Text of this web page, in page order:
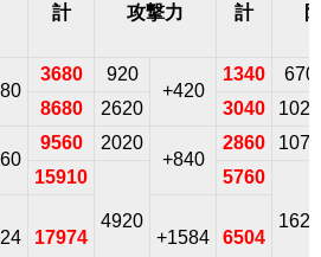
計 攻撃力 計
3680
920
+420
1340
670
8680 2620 3040
1020
9560
2020
+840
2860 1070
15910
4920
5760
1620
17974 +1584 6504